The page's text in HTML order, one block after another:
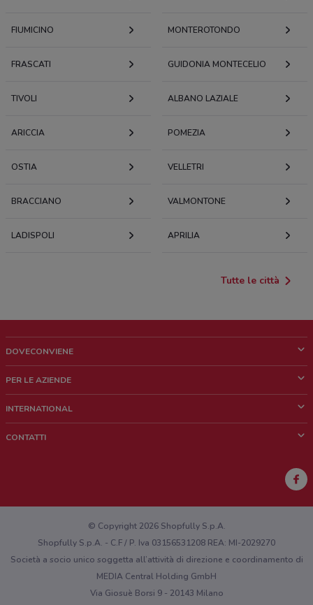
FIUMICINO MONTEROTONDO
FRASCATI GUIDONIA MONTECELIO
TIVOLI ALBANO LAZIALE
ARICCIA POMEZIA
OSTIA VELLETRI
BRACCIANO VALMONTONE
LADISPOLI APRILIA
Tutte le città
DOVECONVIENE
Chi siamo
Lavora con noi
PER LE AZIENDE
Richieste commerciali e marketing
INTERNATIONAL
CONTATTI
Hai un malfunzionamento sul web o sull'app?
© Copyright 2026 Shopfully S.p.A.
Shopfully S.p.A. - C.F / P. Iva 03156531208 REA: MI-2029270
Società a socio unico soggetta all’attività di direzione e coordinamento di
MEDIA Central Holding GmbH
Via Giosuè Borsi 9 - 20143 Milano